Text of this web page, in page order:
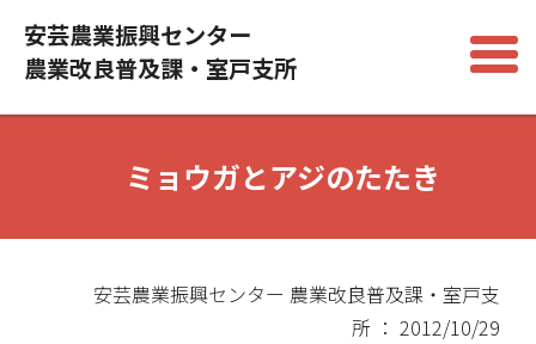
安芸農業振興センター
農業改良普及課・室戸支所
ミョウガとアジのたたき
安芸農業振興センター 農業改良普及課・室戸支
所 ： 2012/10/29